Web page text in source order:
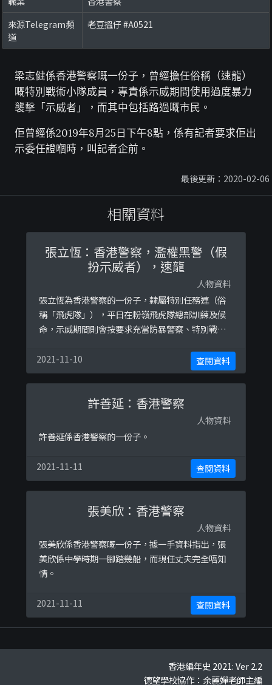
來源Telegram頻
道
老豆搵仔 #A0521
梁志健係香港警察嘅一份子，曾經擔任俗稱（速龍）
嘅特別戰術小隊成員，專責係示威期間使用過度暴力
襲擊「示威者」，而其中包括路過嘅市民。
佢曾經係2019年8月25日下午8點，係有記者要求佢出
示委任證嗰時，叫記者企前。
最後更新：2020-02-06
相關資料
張立恆：香港警察，濫權黑警（假
扮示威者），速龍
人物資料
張立恆為香港警察的一份子，隸屬特別任務連（俗
稱「飛虎隊」），平日在粉嶺飛虎隊總部訓練及候
命，示威期間則會按要求充當防暴警察、特別戰術
份暴力毆打、虐待示威者。 以下為他身為防暴警察
時的圖片，注意臉部輪廓： 據一手資料指出，他曾
於 2019-11-10 又一城示威當中，身穿黑衣假扮示
威者，協助香港警察抓捕示威者，行動當日被記者
2021-11-10 查閱資料
許善延：香港警察
人物資料
許善延係香港警察的一份子。
2021-11-11 查閱資料
張美欣：香港警察
人物資料
張美欣係香港警察嘅一份子，據一手資料指出，張
美欣係中學時期一腳踏幾船，而現任丈夫完全唔知
情。
2021-11-11 查閱資料
香港編年史 2021: Ver 2.2
德望學校協作：余麗嬋老師主編